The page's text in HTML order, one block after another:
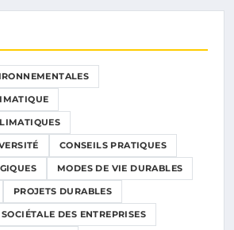
CONSEILS PRATIQUES
MODES DE VIE DURABLES
PROJETS DURABLES
DES ENTREPRISES